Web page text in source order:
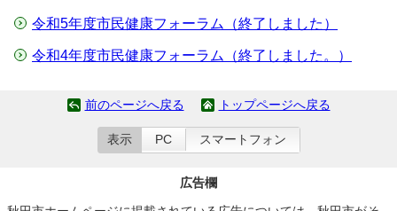
令和5年度市民健康フォーラム（終了しました）
令和4年度市民健康フォーラム（終了しました。）
前のページへ戻る トップページへ戻る
表示 PC スマートフォン
広告欄